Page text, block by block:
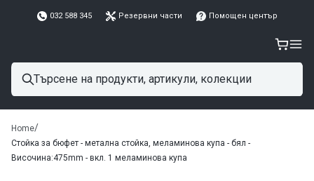
032 588 345 Резервни части Помощен център
Home/
Стойка за бюфет - метална стойка, меламинова купа - бял -
Височина:475mm - вкл. 1 меламинова купа